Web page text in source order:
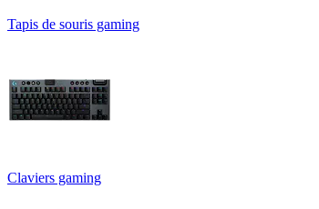
Tapis de souris gaming
Claviers gaming